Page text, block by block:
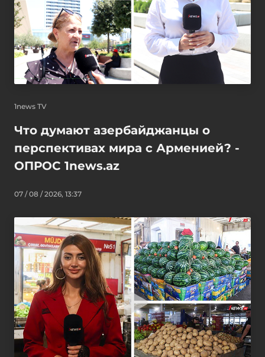
1news TV
Что думают азербайджанцы о
перспективах мира с Арменией? -
ОПРОС 1news.az
07 / 08 / 2026, 13:37